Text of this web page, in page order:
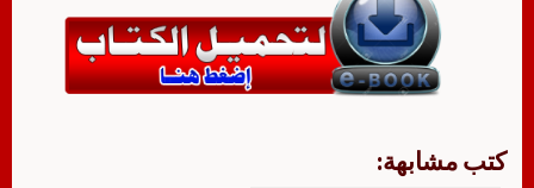
كتب مشابهة: